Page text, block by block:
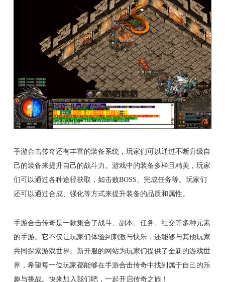
手游合击传奇还有丰富的装备系统，玩家们可以通过不断升级自
己的装备来提升自己的战斗力。游戏中的装备多样且精美，玩家
们可以通过各种途径获取，如击败BOSS、完成任务等。玩家们
还可以通过合成、强化等方式来提升装备的品质和属性。
手游合击传奇是一款集合了战斗、副本、任务、社交等多种元素
的手游。它不仅让玩家们体验到刺激与快乐，还能够与其他玩家
共同探索游戏世界。新开服的网站为玩家们提供了全新的游戏世
界，希望每一位玩家都能够在手游合击传奇中找到属于自己的乐
趣与挑战。快来加入我们吧，一起开启传奇之旅！